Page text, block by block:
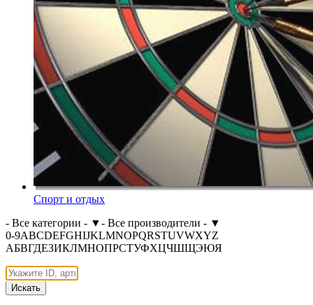
Спорт и отдых
- Все категории - ▼- Все производители - ▼
0-9ABCDEFGHIJKLMNOPQRSTUVWXYZ
АБВГДЕЗИКЛМНОПРСТУФХЦЧШЩЭЮЯ
Искать